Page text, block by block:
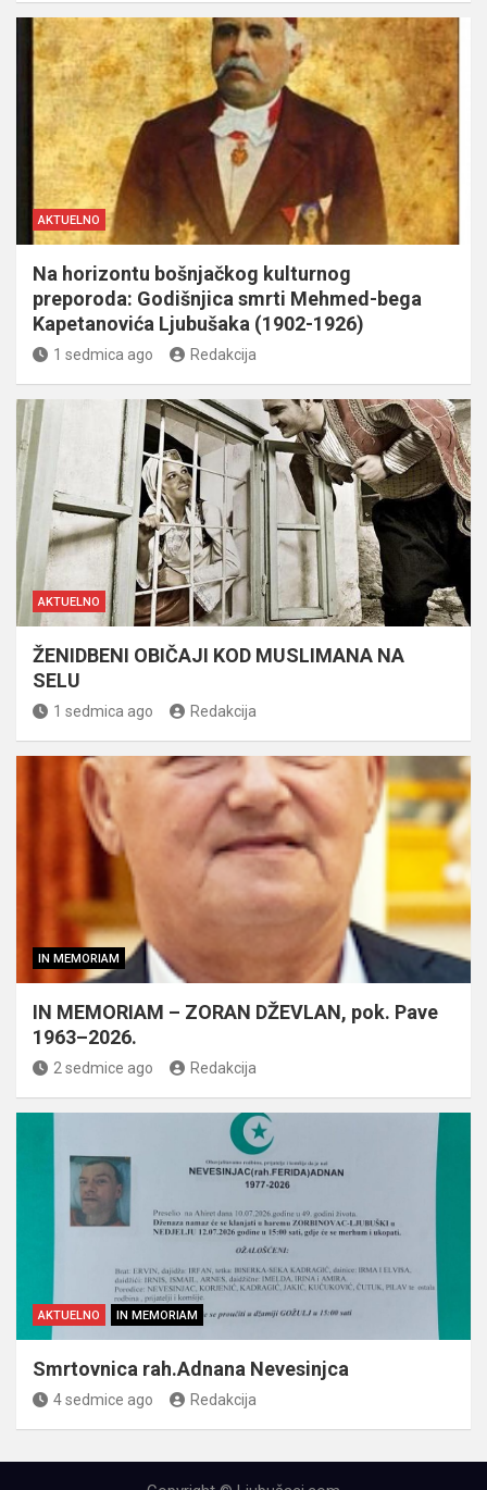
AKTUELNO
Na horizontu bošnjačkog kulturnog
preporoda: Godišnjica smrti Mehmed-bega
Kapetanovića Ljubušaka (1902-1926)
1 sedmica ago Redakcija
AKTUELNO
ŽENIDBENI OBIČAJI KOD MUSLIMANA NA
SELU
1 sedmica ago Redakcija
IN MEMORIAM
IN MEMORIAM – ZORAN DŽEVLAN, pok. Pave
1963–2026.
2 sedmice ago Redakcija
AKTUELNO IN MEMORIAM
Smrtovnica rah.Adnana Nevesinjca
4 sedmice ago Redakcija